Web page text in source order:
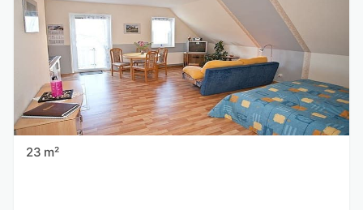
23 m²